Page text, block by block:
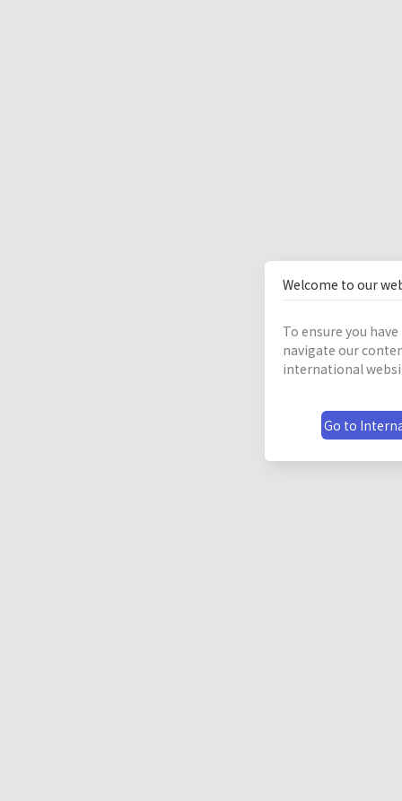
Welcome to our
To ensure you
navigate our
international
Go to